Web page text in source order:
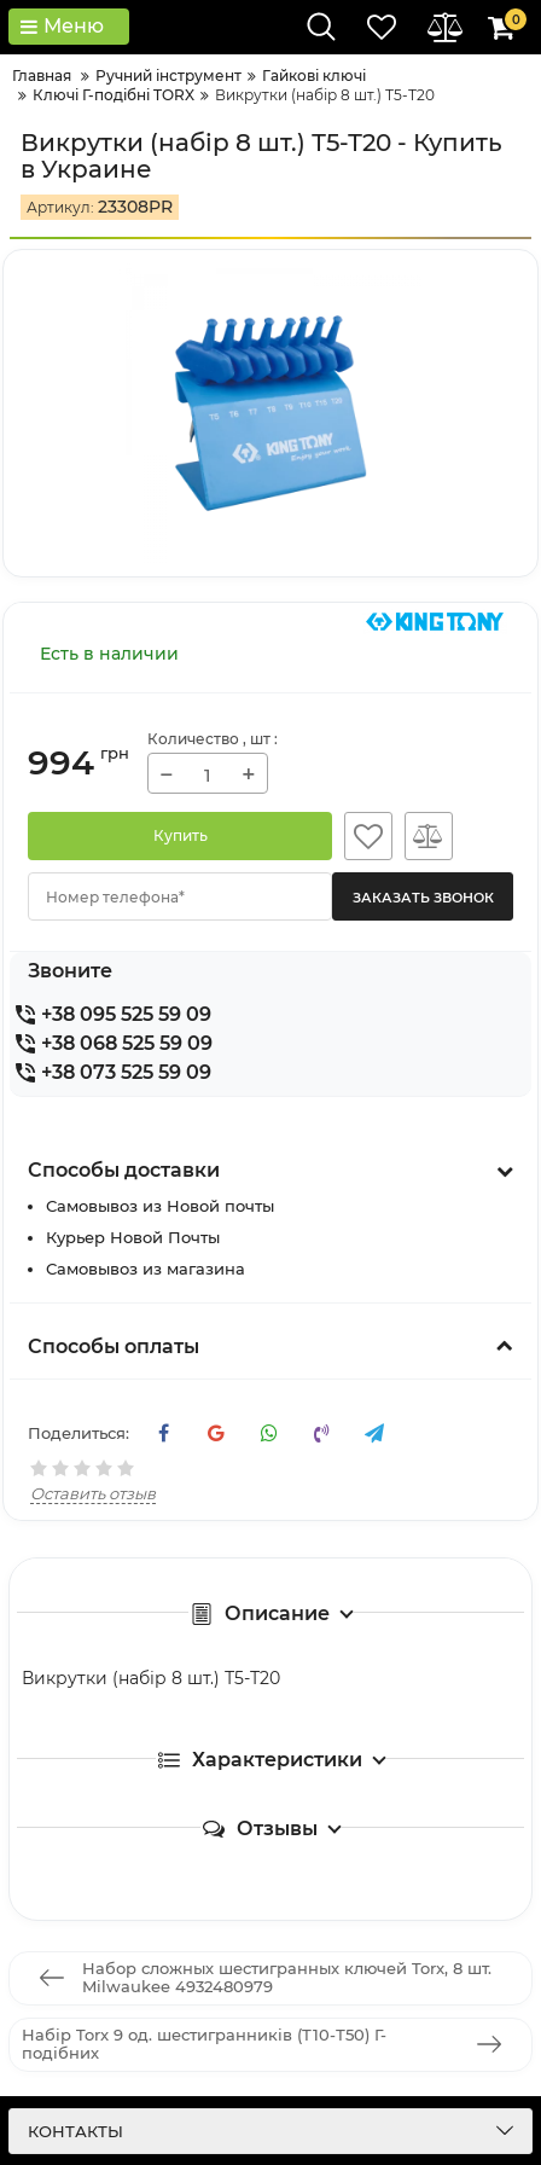
Меню 0
Главная Ручний інструмент
Гайкові ключі
Ключі Г-подібні TORX
Викрутки (набір 8 шт.) Т5-Т20
Викрутки (набір 8 шт.) Т5-Т20 - Купить
в Украине
Артикул: 23308PR
Есть в наличии
994 грн
Количество , шт :
− +
Купить
Номер телефона*
Звоните
+38 095 525 59 09
+38 068 525 59 09
+38 073 525 59 09
Способы доставки
Самовывоз из Новой почты
Курьер Новой Почты
Самовывоз из магазина
Способы оплаты
Поделиться:
Оставить отзыв
Описание
Викрутки (набір 8 шт.) Т5-Т20
Характеристики
Отзывы
Набор сложных шестигранных ключей Torx, 8 шт.
Milwaukee 4932480979
Набір Torx 9 од. шестигранників (Т10-Т50) Г-
подібних
КОНТАКТЫ